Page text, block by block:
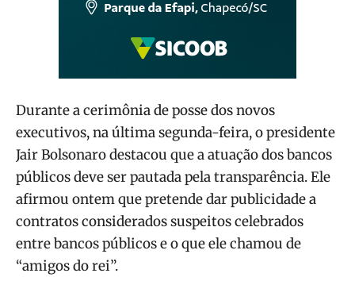
Durante a cerimônia de posse dos novos
executivos, na última segunda-feira, o presidente
Jair Bolsonaro destacou que a atuação dos bancos
públicos deve ser pautada pela transparência. Ele
afirmou ontem que pretende dar publicidade a
contratos considerados suspeitos celebrados
entre bancos públicos e o que ele chamou de
“amigos do rei”.